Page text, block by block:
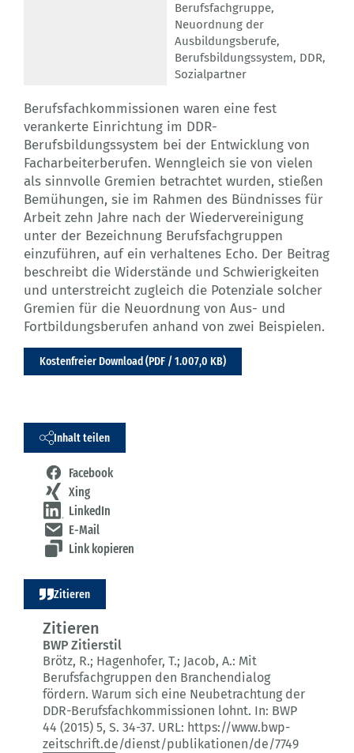
Berufsfachgruppe,
Neuordnung der
Ausbildungsberufe,
Berufsbildungssystem, DDR,
Sozialpartner
Berufsfachkommissionen waren eine fest
verankerte Einrichtung im DDR-
Berufsbildungssystem bei der Entwicklung von
Facharbeiterberufen. Wenngleich sie von vielen
als sinnvolle Gremien betrachtet wurden, stießen
Bemühungen, sie im Rahmen des Bündnisses für
Arbeit zehn Jahre nach der Wiedervereinigung
unter der Bezeichnung Berufsfachgruppen
einzuführen, auf ein verhaltenes Echo. Der Beitrag
beschreibt die Widerstände und Schwierigkeiten
und unterstreicht zugleich die Potenziale solcher
Gremien für die Neuordnung von Aus- und
Fortbildungsberufen anhand von zwei Beispielen.
Kostenfreier Download (PDF / 1.007,0 KB)
Inhalt teilen
Facebook
Xing
LinkedIn
E-Mail
Link kopieren
Zitieren
Zitieren
BWP Zitierstil
Brötz, R.; Hagenhofer, T.; Jacob, A.: Mit
Berufsfachgruppen den Branchendialog
fördern. Warum sich eine Neubetrachtung der
DDR-Berufsfachkommissionen lohnt. In: BWP
44 (2015) 5, S. 34-37. URL: https://www.bwp-
zeitschrift.de/dienst/publikationen/de/7749